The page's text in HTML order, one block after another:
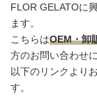
FLOR GELATOに
ます。
こちらはOEM・卸
方のお問い合わせ
以下のリンクより
す。